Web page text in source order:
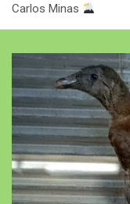
Carlos Minas